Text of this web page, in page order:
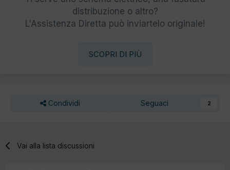
distribuzione o altro?
L'Assistenza Diretta può inviartelo originale!
SCOPRI DI PIÙ
Condividi Seguaci 2
Vai alla lista discussioni